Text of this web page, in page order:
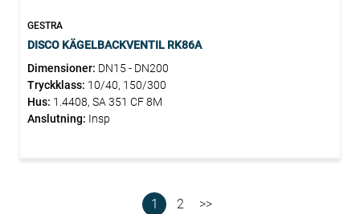
GESTRA
DISCO KÄGELBACKVENTIL RK86A
Dimensioner: DN15 - DN200
Tryckklass: 10/40, 150/300
Hus: 1.4408, SA 351 CF 8M
Anslutning: Insp
1 2 >>